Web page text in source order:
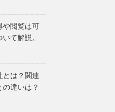
や閲覧は可
て解説。
とは？関連
違いは？